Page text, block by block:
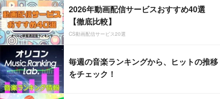
2026年動画配信サービスおすすめ40選
【徹底比較】
CS動画配信サービス20選
毎週の音楽ランキングから、ヒットの推移
をチェック！